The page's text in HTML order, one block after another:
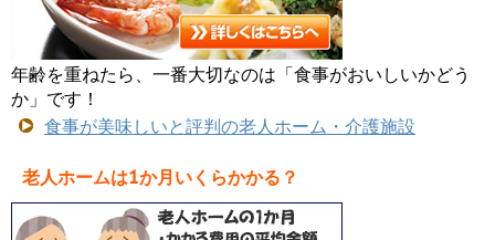
年齢を重ねたら、一番大切なのは「食事がおいしいかどう
か」です！
食事が美味しいと評判の老人ホーム・介護施設
老人ホームは1か月いくらかかる？